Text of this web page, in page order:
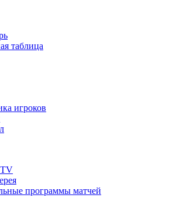
таблица
игроков
TV
программы матчей